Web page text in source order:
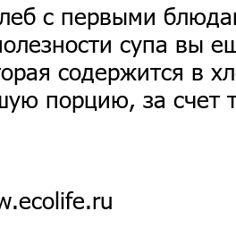
с первыми
супа вы
содержится в
порцию, за счет